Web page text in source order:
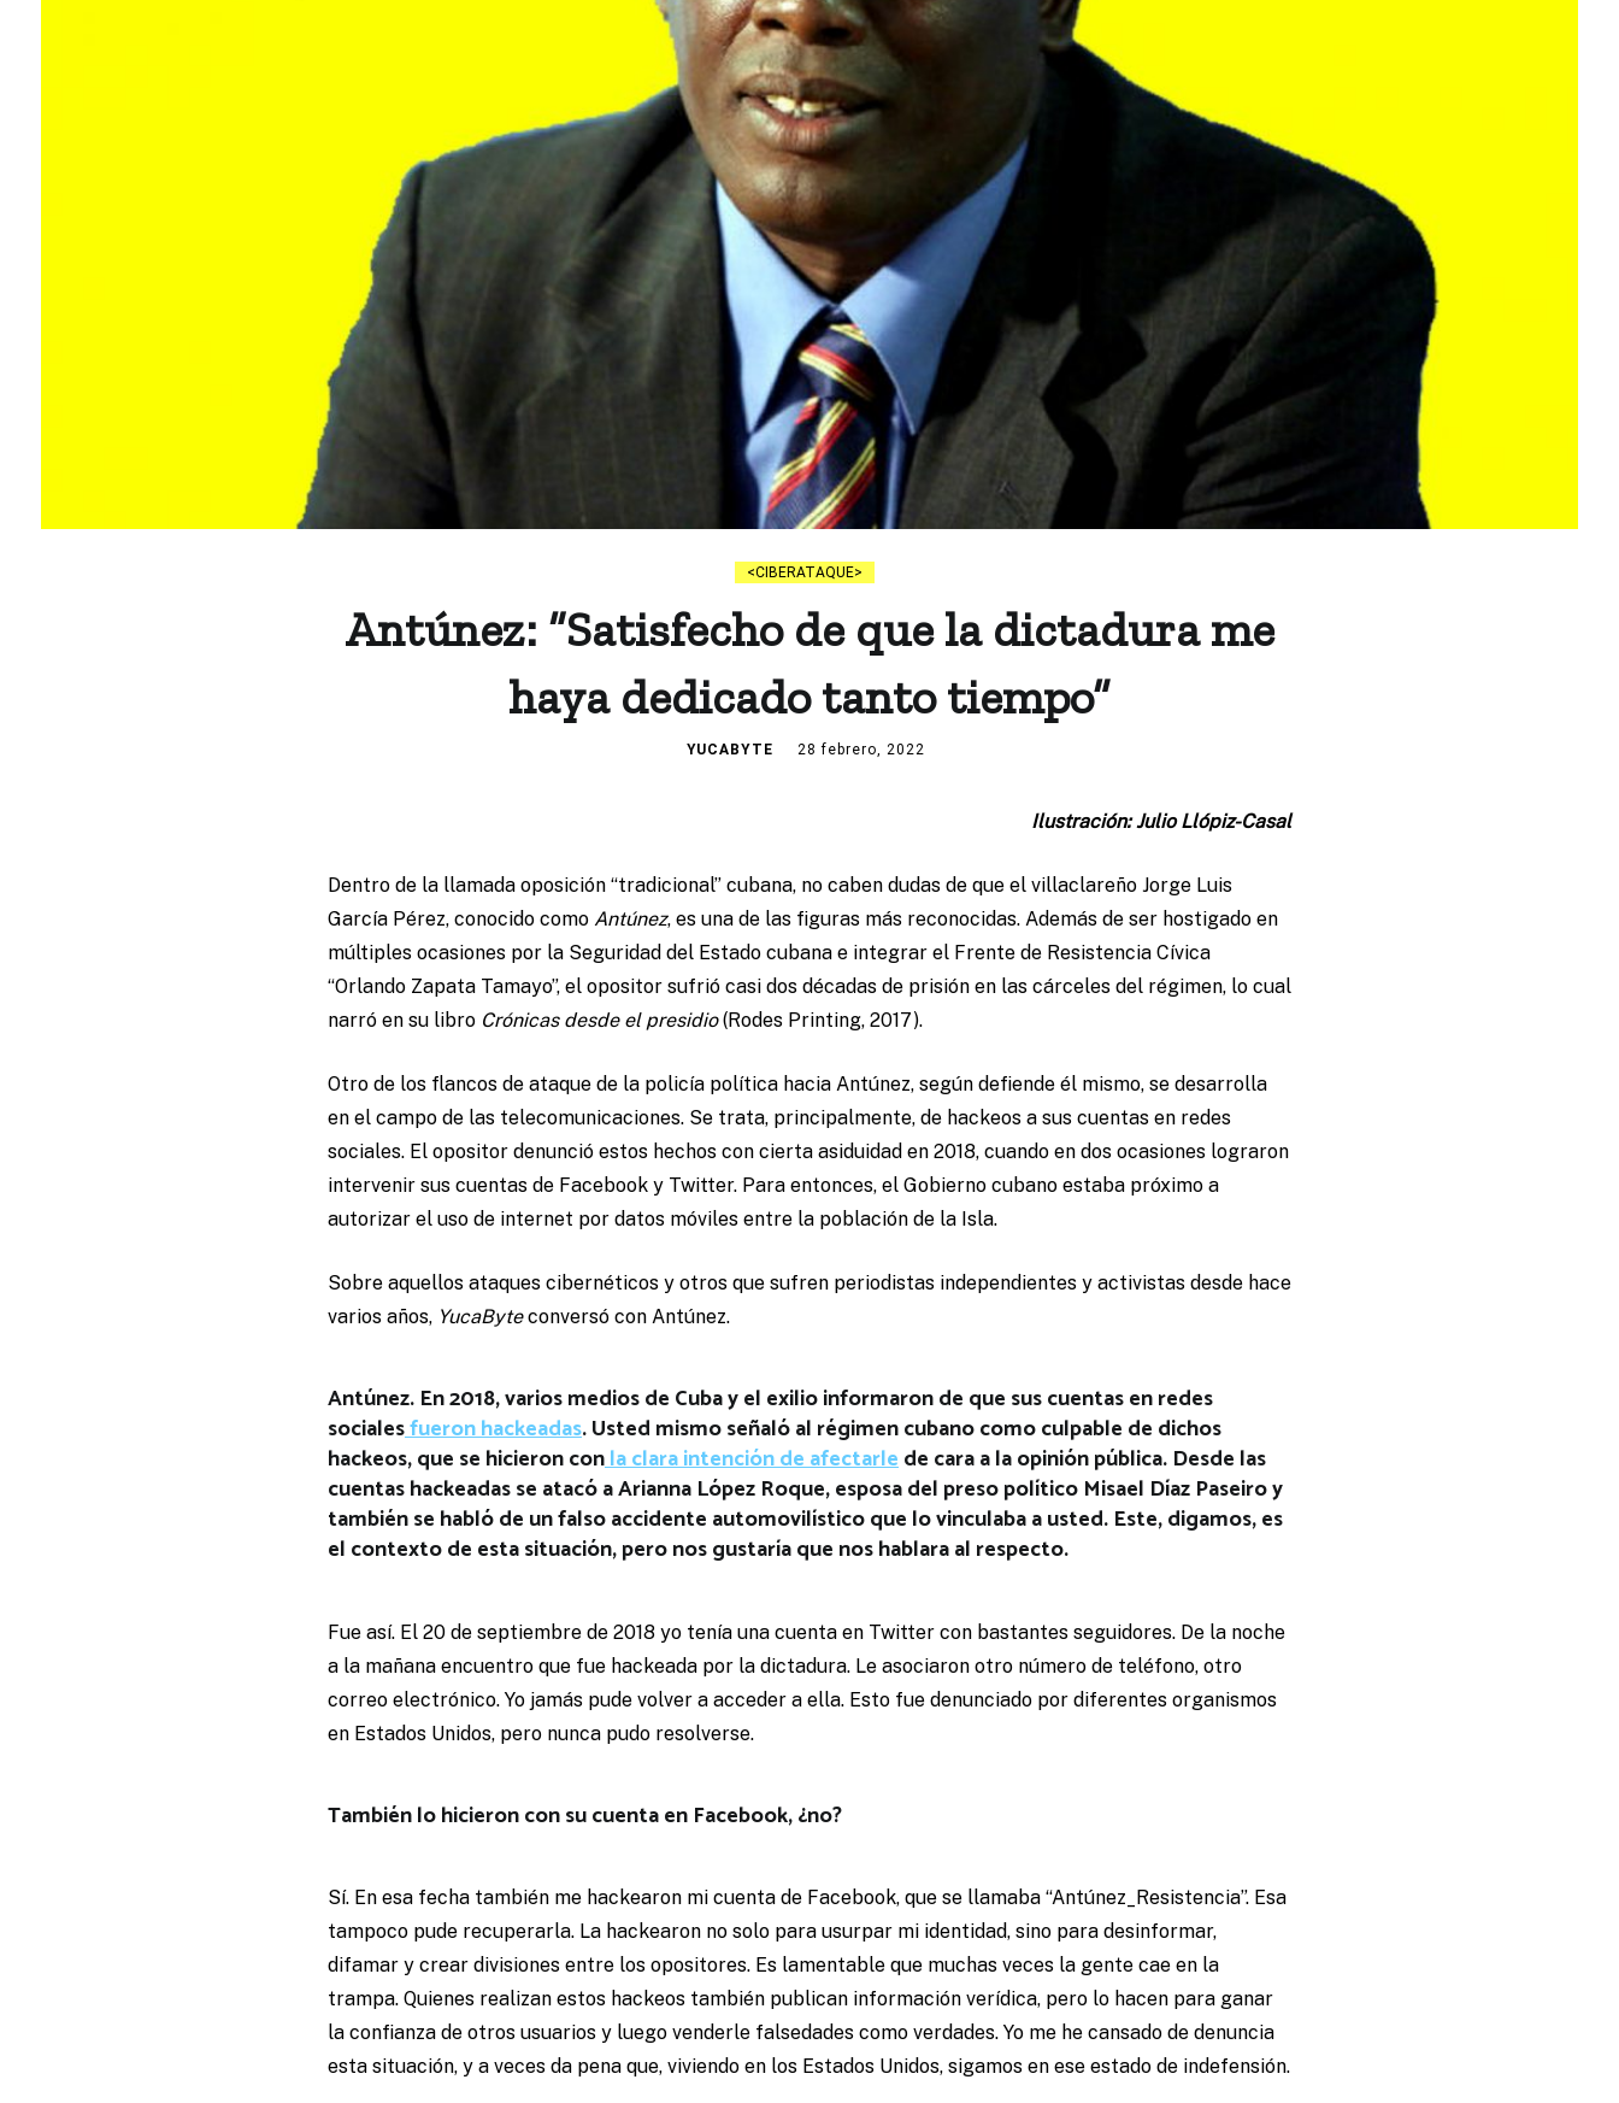
CIBERATAQUE
Antúnez: “Satisfecho de que la dictadura me
haya dedicado tanto tiempo”
YUCABYTE 28 febrero, 2022
Ilustración: Julio Llópiz-Casal
Dentro de la llamada oposición “tradicional” cubana, no caben dudas de que el villaclareño Jorge Luis
García Pérez, conocido como Antúnez, es una de las figuras más reconocidas. Además de ser hostigado en
múltiples ocasiones por la Seguridad del Estado cubana e integrar el Frente de Resistencia Cívica
“Orlando Zapata Tamayo”, el opositor sufrió casi dos décadas de prisión en las cárceles del régimen, lo cual
narró en su libro Crónicas desde el presidio(Rodes Printing, 2017).
Otro de los flancos de ataque de la policía política hacia Antúnez, según defiende él mismo, se desarrolla
en el campo de las telecomunicaciones. Se trata, principalmente, de hackeos a sus cuentas en redes
sociales. El opositor denunció estos hechos con cierta asiduidad en 2018, cuando en dos ocasiones lograron
intervenir sus cuentas de Facebook y Twitter. Para entonces, el Gobierno cubano estaba próximo a
autorizar el uso de internet por datos móviles entre la población de la Isla.
Sobre aquellos ataques cibernéticos y otros que sufren periodistas independientes y activistas desde hace
varios años, YucaByteconversó con Antúnez.
Antúnez. En 2018, varios medios de Cuba y el exilio informaron de que sus cuentas en redes
socialesfueron hackeadas. Usted mismo señaló al régimen cubano como culpable de dichos
hackeos, que se hicieron conla clara intención de afectarlede cara a la opinión pública. Desde las
cuentas hackeadas se atacó a Arianna López Roque, esposa del preso político Misael Díaz Paseiro y
también se habló de un falso accidente automovilístico que lo vinculaba a usted. Este, digamos, es
el contexto de esta situación, pero nos gustaría que nos hablara al respecto.
Fue así. El 20 de septiembre de 2018 yo tenía una cuenta en Twitter con bastantes seguidores. De la noche
a la mañana encuentro que fue hackeada por la dictadura. Le asociaron otro número de teléfono, otro
correo electrónico. Yo jamás pude volver a acceder a ella. Esto fue denunciado por diferentes organismos
en Estados Unidos, pero nunca pudo resolverse.
También lo hicieron con su cuenta en Facebook, ¿no?
Sí. En esa fecha también me hackearon mi cuenta de Facebook, que se llamaba “Antúnez_Resistencia”. Esa
tampoco pude recuperarla. La hackearon no solo para usurpar mi identidad, sino para desinformar,
difamar y crear divisiones entre los opositores. Es lamentable que muchas veces la gente cae en la
trampa. Quienes realizan estos hackeos también publican información verídica, pero lo hacen para ganar
la confianza de otros usuarios y luego venderle falsedades como verdades. Yo me he cansado de denuncia
esta situación, y a veces da pena que, viviendo en los Estados Unidos, sigamos en ese estado de indefensión.